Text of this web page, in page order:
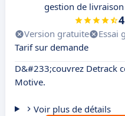
gestion de livraison
Version gratuite Essai
Tarif sur demande
D&#233;couvrez Detrack
Motive.
Voir plus de détails